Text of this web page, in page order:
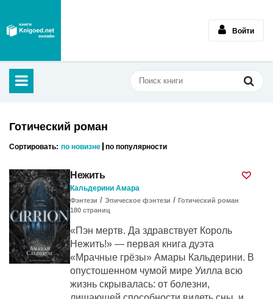
Войти
Готический роман
Сортировать: по новизне по популярности
Нежить
Кальдерини Амара
Фэнтези / Эпическое фэнтези / Готический роман
180 cтраниц
«Пэн мертв. Да здравствует Король
Нежить!» — первая книга дуэта
«Мрачные грёзы» Амары Кальдерини. В
опустошенном чумой мире Уилла всю
жизнь скрывалась: от болезни,